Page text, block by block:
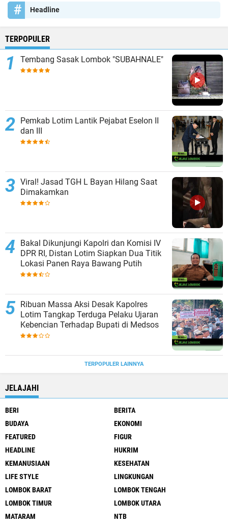
Headline
TERPOPULER
Tembang Sasak Lombok "SUBAHNALE"
Pemkab Lotim Lantik Pejabat Eselon II
dan III
Viral! Jasad TGH L Bayan Hilang Saat
Dimakamkan
Bakal Dikunjungi Kapolri dan Komisi IV
DPR RI, Distan Lotim Siapkan Dua Titik
Lokasi Panen Raya Bawang Putih
Ribuan Massa Aksi Desak Kapolres
Lotim Tangkap Terduga Pelaku Ujaran
Kebencian Terhadap Bupati di Medsos
TERPOPULER LAINNYA
JELAJAHI
BERI
BERITA
BUDAYA
EKONOMI
FEATURED
FIGUR
HEADLINE
HUKRIM
KEMANUSIAAN
KESEHATAN
LIFE STYLE
LINGKUNGAN
LOMBOK BARAT
LOMBOK TENGAH
LOMBOK TIMUR
LOMBOK UTARA
MATARAM
NTB